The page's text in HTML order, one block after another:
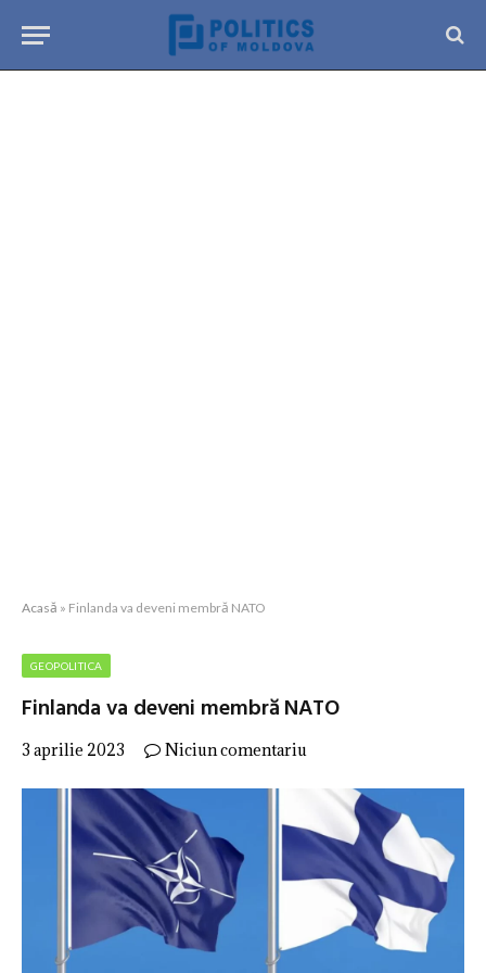
Acasă » Finlanda va deveni membră NATO
GEOPOLITICA
Finlanda va deveni membră NATO
3 aprilie 2023 Niciun comentariu